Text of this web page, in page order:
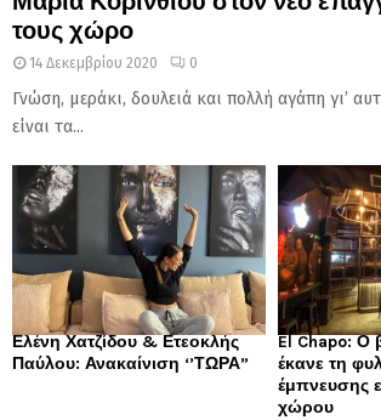
τους χώρο
14 Δεκεμβρίου 2020 0
Γνώση, μεράκι, δουλειά και πολλή αγάπη γι’
είναι τα...
Ελένη Χατζίδου & Ετεοκλής
Παύλου: Ανακαίνιση ‘’ΤΩΡΑ”
El Chapo: Ο
έκανε τη
έμπνευσης
χώρου